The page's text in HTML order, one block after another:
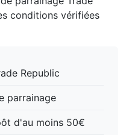
conditions vérifiées
Republic
parrainage
d'au moins 50€